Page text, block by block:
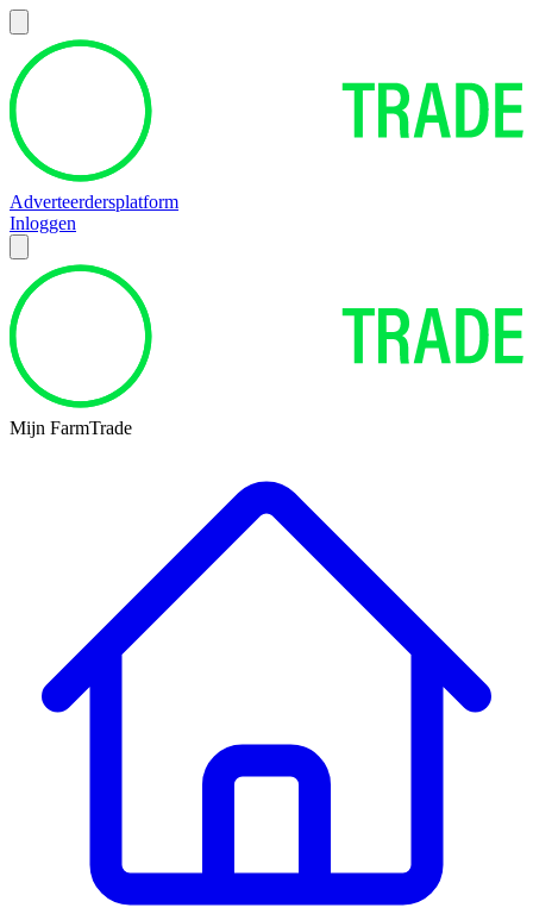
Adverteerdersplatform
Inloggen
Mijn FarmTrade